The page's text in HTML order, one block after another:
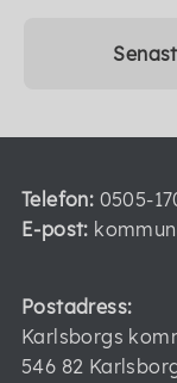
Telefon: 0505-
E-post:
Postadress:
Karlsborgs
546 82